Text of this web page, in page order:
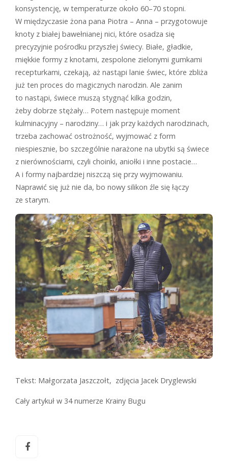
konsystencję, w temperaturze około 60–70 stopni.
W międzyczasie żona pana Piotra – Anna – przygotowuje
knoty z białej bawełnianej nici, które osadza się
precyzyjnie pośrodku przyszłej świecy. Białe, gładkie,
miękkie formy z knotami, zespolone zielonymi gumkami
recepturkami, czekają, aż nastąpi lanie świec, które zbliża
już ten proces do magicznych narodzin. Ale zanim
to nastąpi, świece muszą stygnąć kilka godzin,
żeby dobrze stężały… Potem następuje moment
kulminacyjny – narodziny… i jak przy każdych narodzinach,
trzeba zachować ostrożność, wyjmować z form
niespiesznie, bo szczególnie narażone na ubytki są świece
z nierównościami, czyli choinki, aniołki i inne postacie…
A i formy najbardziej niszczą się przy wyjmowaniu.
Naprawić się już nie da, bo nowy silikon źle się łączy
ze starym.
Tekst: Małgorzata Jaszczołt, zdjęcia Jacek Dryglewski
Cały artykuł w 34 numerze Krainy Bugu